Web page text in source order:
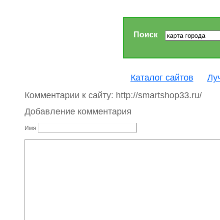
Поиск
Каталог сайтов
Комментарии к сайту: http://smartshop33.ru/
Добавление комментария
Имя